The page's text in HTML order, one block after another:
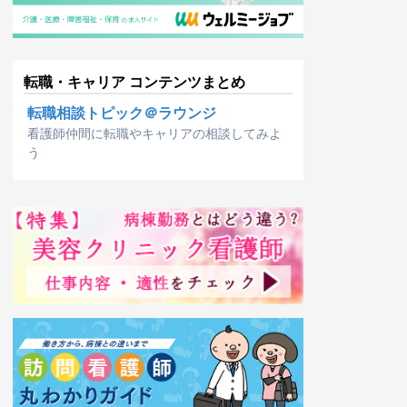
転職・キャリア コンテンツまとめ
転職相談トピック＠ラウンジ
看護師仲間に転職やキャリアの相談してみよ
う